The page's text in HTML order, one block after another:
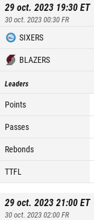
29 oct. 2023 19:30ET
30 oct. 2023 00:30FR
SIXERS
BLAZERS
Leaders
Points
Passes
Rebonds
TTFL
29 oct. 2023 21:00ET
30 oct. 2023 02:00FR